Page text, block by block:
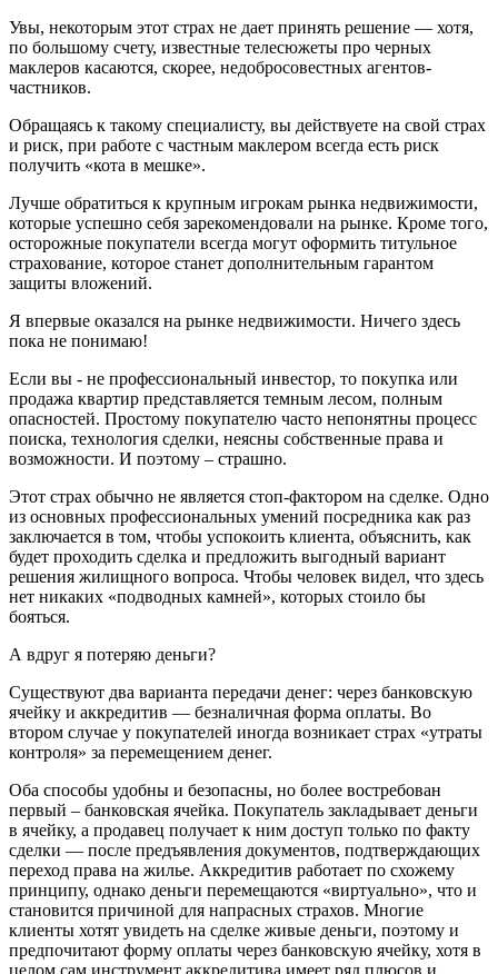
Увы, некоторым этот страх не дает принять решение — хотя,
по большому счету, известные телесюжеты про черных
маклеров касаются, скорее, недобросовестных агентов-
частников.
Обращаясь к такому специалисту, вы действуете на свой страх
и риск, при работе с частным маклером всегда есть риск
получить «кота в мешке».
Лучше обратиться к крупным игрокам рынка недвижимости,
которые успешно себя зарекомендовали на рынке. Кроме того,
осторожные покупатели всегда могут оформить титульное
страхование, которое станет дополнительным гарантом
защиты вложений.
Я впервые оказался на рынке недвижимости. Ничего здесь
пока не понимаю!
Если вы - не профессиональный инвестор, то покупка или
продажа квартир представляется темным лесом, полным
опасностей. Простому покупателю часто непонятны процесс
поиска, технология сделки, неясны собственные права и
возможности. И поэтому – страшно.
Этот страх обычно не является стоп-фактором на сделке. Одно
из основных профессиональных умений посредника как раз
заключается в том, чтобы успокоить клиента, объяснить, как
будет проходить сделка и предложить выгодный вариант
решения жилищного вопроса. Чтобы человек видел, что здесь
нет никаких «подводных камней», которых стоило бы
бояться.
А вдруг я потеряю деньги?
Существуют два варианта передачи денег: через банковскую
ячейку и аккредитив — безналичная форма оплаты. Во
втором случае у покупателей иногда возникает страх «утраты
контроля» за перемещением денег.
Оба способы удобны и безопасны, но более востребован
первый – банковская ячейка. Покупатель закладывает деньги
в ячейку, а продавец получает к ним доступ только по факту
сделки — после предъявления документов, подтверждающих
переход права на жилье. Аккредитив работает по схожему
принципу, однако деньги перемещаются «виртуально», что и
становится причиной для напрасных страхов. Многие
клиенты хотят увидеть на сделке живые деньги, поэтому и
предпочитают форму оплаты через банковскую ячейку, хотя в
целом сам инструмент аккредитива имеет ряд плюсов и